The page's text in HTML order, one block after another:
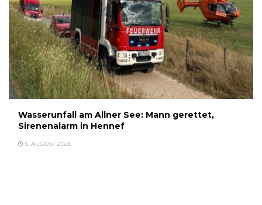
Wasserunfall am Allner See: Mann gerettet,
Sirenenalarm in Hennef
5. AUGUST 2026